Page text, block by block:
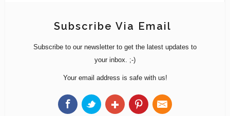
Subscribe Via Email
Subscribe to our newsletter to get the latest updates to
your inbox. ;-)
Your email address is safe with us!